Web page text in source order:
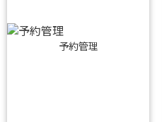
予約管理